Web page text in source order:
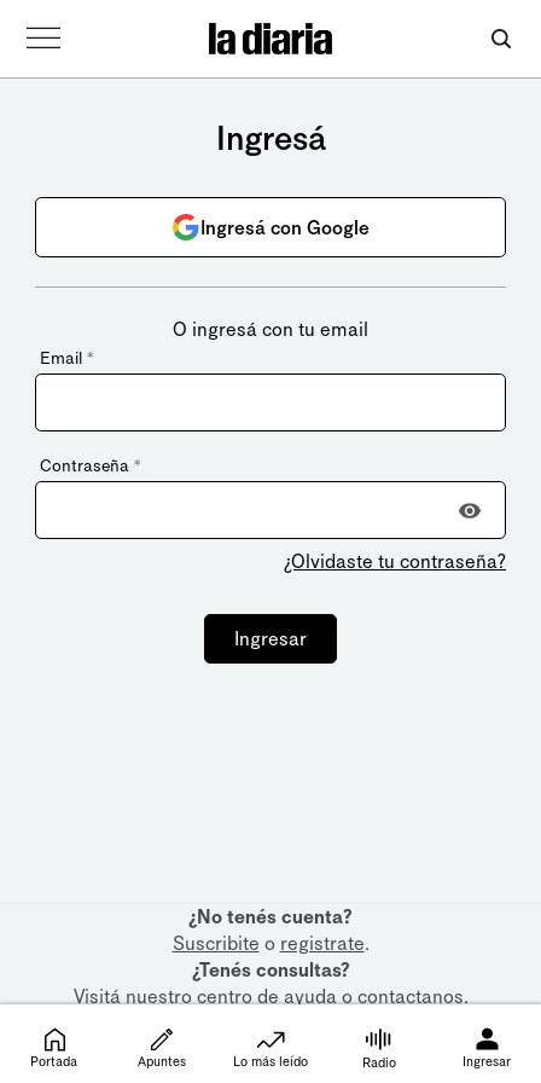
Ingresá
Ingresá con Google
O ingresá con tu email
Email *
Contraseña *
¿Olvidaste tu contraseña?
Ingresar
¿No tenés cuenta?
Suscribite o registrate.
¿Tenés consultas?
Visitá nuestrocentro de ayudaocontactanos.
Portada Apuntes Lo más leído Radio Ingresar